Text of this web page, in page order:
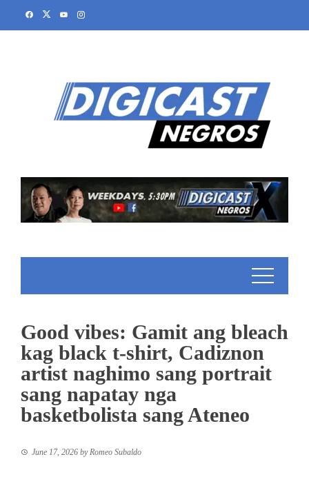
Good vibes: Gamit ang bleach
kag black t-shirt, Cadiznon
artist naghimo sang portrait
sang napatay nga
basketbolista sang Ateneo
June 17, 2026 by Romeo Subaldo